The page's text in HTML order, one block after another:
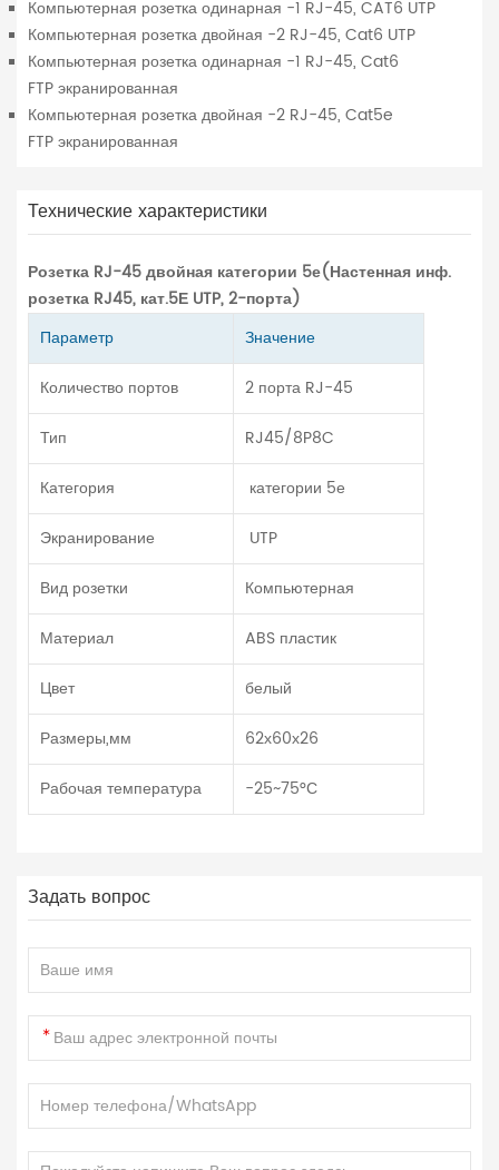
Компьютерная розетка одинарная -1 RJ-45, CAT6 UTP
Компьютерная розетка двойная -2 RJ-45, Cat6 UTP
Компьютерная розетка одинарная -1 RJ-45, Cat6
FTP экранированная
Компьютерная розетка двойная -2 RJ-45, Cat5e
FTP экранированная
Технические характеристики
Розетка RJ-45 двойная категории 5е(Настенная инф.
розетка RJ45, кат.5Е UTP, 2-порта)
Параметр
Значение
Количество портов
2 порта RJ-45
Тип
RJ45/8P8C
Категория
категории 5е
Экранирование
UTP
Вид розетки
Компьютерная
Материал
ABS пластик
Цвет
белый
Размеры,мм
62х60х26
Рабочая температура
-25~75°С
Задать вопрос